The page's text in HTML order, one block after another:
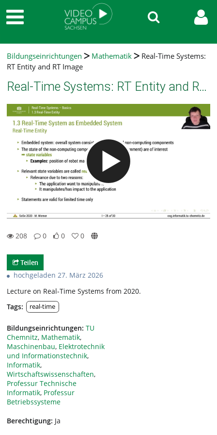
Bildungseinrichtungen Mathematik
Real-Time Systems:
RT Entity and RT Image
Real-Time Systems: RT Entity and RT Image
208
0
0
0
Teilen
hochgeladen 27. März 2026
Lecture on Real-Time Systems from 2020.
Tags:
real-time
Bildungseinrichtungen: TU
Chemnitz, Mathematik,
Maschinenbau, Elektrotechnik
und Informationstechnik,
Informatik,
Wirtschaftswissenschaften,
Professur Technische
Informatik, Professur
Betriebssysteme
Berechtigung: Ja